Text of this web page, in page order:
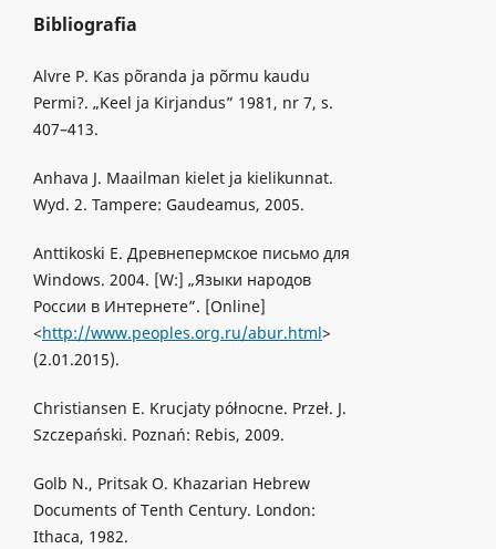
Bibliografia
Alvre P. Kas põranda ja põrmu kaudu
Permi?. „Keel ja Kirjandus” 1981, nr 7, s.
407–413.
Anhava J. Maailman kielet ja kielikunnat.
Wyd. 2. Tampere: Gaudeamus, 2005.
Anttikoski E. Древнепермское письмо для
Windows. 2004. [W:] „Языки народов
России в Интернете”. [Online]
<http://www.peoples.org.ru/abur.html>
(2.01.2015).
Christiansen E. Krucjaty północne. Przeł. J.
Szczepański. Poznań: Rebis, 2009.
Golb N., Pritsak O. Khazarian Hebrew
Documents of Tenth Century. London:
Ithaca, 1982.